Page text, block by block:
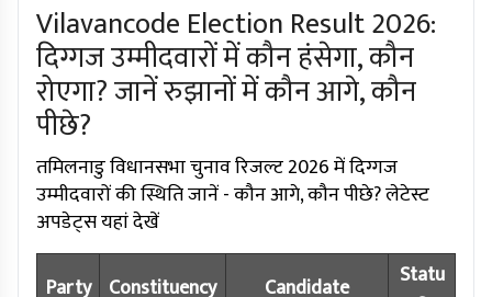
Vilavancode Election Result 2026:
दिग्गज उम्मीदवारों में कौन हंसेगा, कौन
रोएगा? जानें रुझानों में कौन आगे, कौन
पीछे?
तमिलनाडु विधानसभा चुनाव रिजल्ट 2026 में दिग्गज
उम्मीदवारों की स्थिति जानें - कौन आगे, कौन पीछे? लेटेस्ट
अपडेट्स यहां देखें
Party Constituency Candidate
Statu